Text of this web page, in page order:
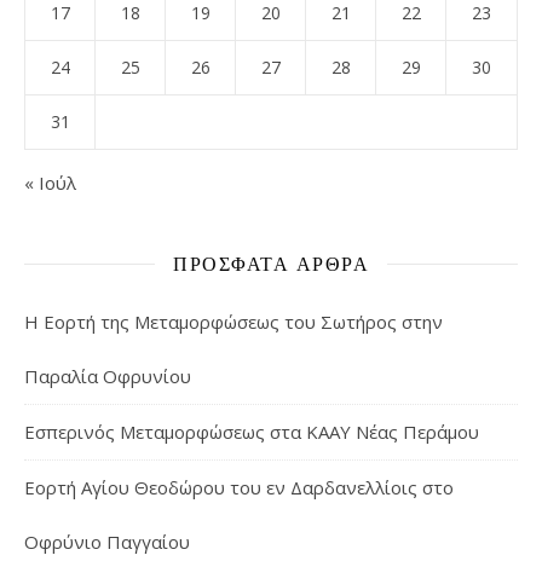
17 18 19 20 21 22 23
24 25 26 27 28 29 30
31
« Ιούλ
ΠΡΌΣΦΑΤΑ ΆΡΘΡΑ
Η Εορτή της Μεταμορφώσεως του Σωτήρος στην
Παραλία Οφρυνίου
Εσπερινός Μεταμορφώσεως στα ΚΑΑΥ Νέας Περάμου
Εορτή Αγίου Θεοδώρου του εν Δαρδανελλίοις στο
Οφρύνιο Παγγαίου